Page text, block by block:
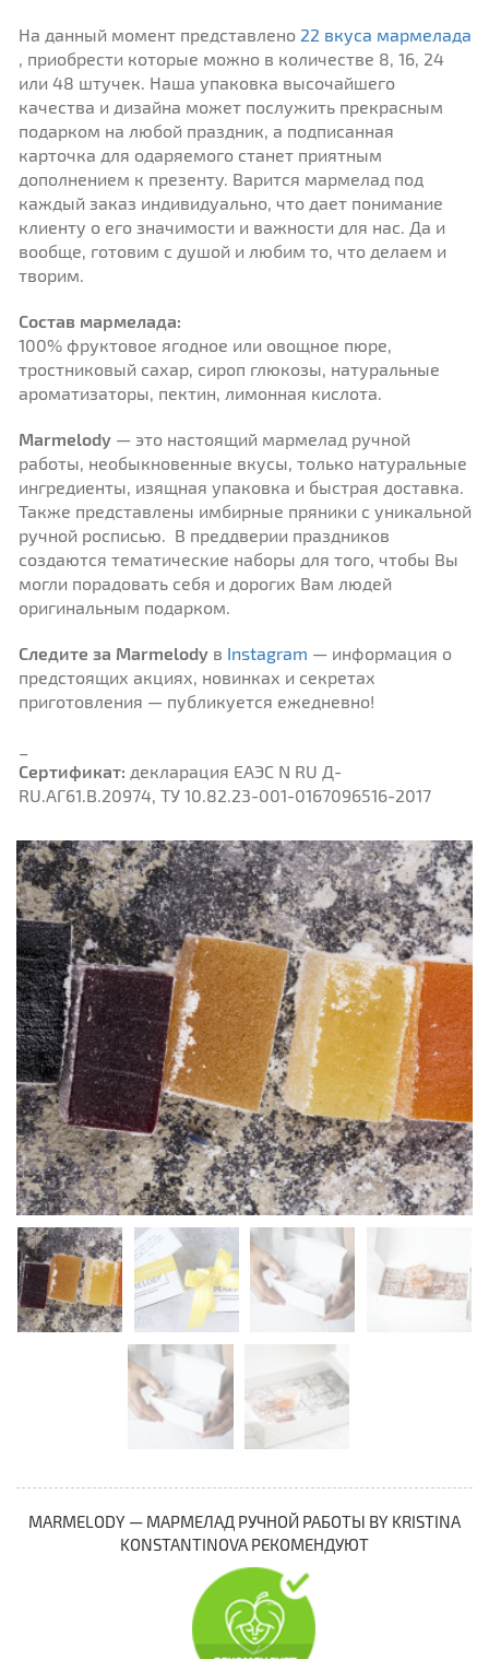
На данный момент представлено 22 вкуса мармелада
, приобрести которые можно в количестве 8, 16, 24
или 48 штучек. Наша упаковка высочайшего
качества и дизайна может послужить прекрасным
подарком на любой праздник, а подписанная
карточка для одаряемого станет приятным
дополнением к презенту. Варится мармелад под
каждый заказ индивидуально, что дает понимание
клиенту о его значимости и важности для нас. Да и
вообще, готовим с душой и любим то, что делаем и
творим.
Состав мармелада:
100% фруктовое ягодное или овощное пюре,
тростниковый сахар, сироп глюкозы, натуральные
ароматизаторы, пектин, лимонная кислота.
Marmelody — это настоящий мармелад ручной
работы, необыкновенные вкусы, только натуральные
ингредиенты, изящная упаковка и быстрая доставка.
Также представлены имбирные пряники с уникальной
ручной росписью. В преддверии праздников
создаются тематические наборы для того, чтобы Вы
могли порадовать себя и дорогих Вам людей
оригинальным подарком.
Следите за Marmelody в Instagram — информация о
предстоящих акциях, новинках и секретах
приготовления — публикуется ежедневно!
Сертификат: декларация ЕАЭС N RU Д-
RU.АГ61.B.20974, ТУ 10.82.23-001-0167096516-2017
MARMELODY — МАРМЕЛАД РУЧНОЙ РАБОТЫ BY KRISTINA
KONSTANTINOVA РЕКОМЕНДУЮТ